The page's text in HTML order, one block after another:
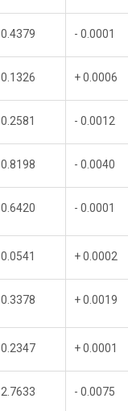
0.4379 - 0.0001
0.1326 + 0.0006
0.2581 - 0.0012
0.8198 - 0.0040
0.6420 - 0.0001
0.0541 + 0.0002
0.3378 + 0.0019
0.2347 + 0.0001
2.7633 - 0.0075